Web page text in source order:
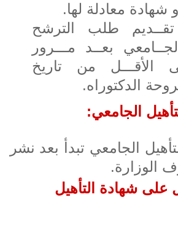
شهادة معادلة لها.
تقــديم طلب الترشح
بعــد مـــرور
الأقـــل من تاريخ
الدكتوراه.
الجامعي:
الجامعي تبدأ بعد نشر
الوزارة.
شهادة التأهيل